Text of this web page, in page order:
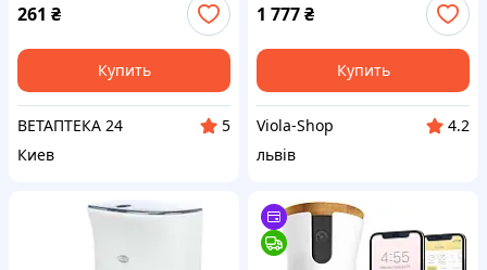
261 ₴
Купить
ВЕТАПТЕКА 24
5
Киев
1 777₴
Купить
Viola-Shop
4.2
львів